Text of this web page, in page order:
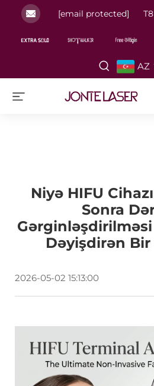
[email protected]
AZ
Niyə HIFU
Sonra
Dəyişdirən Bir
2026-05-02 15:13:00